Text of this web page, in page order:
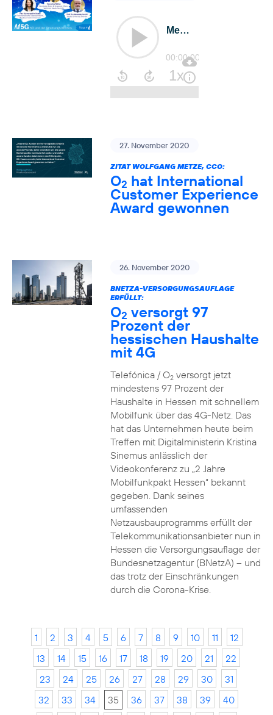
27. November 2020
ZITAT WOLFGANG METZE, CCO:
O2 hat International
Customer Experience
Award gewonnen
26. November 2020
BNETZA-VERSORGUNGSAUFLAGE
ERFÜLLT:
O2 versorgt 97
Prozent der
hessischen Haushalte
mit 4G
Telefónica / O2versorgt jetzt
mindestens 97 Prozent der
Haushalte in Hessen mit schnellem
Mobilfunk über das 4G-Netz. Das
hat das Unternehmen heute beim
Treffen mit Digitalministerin Kristina
Sinemus anlässlich der
Videokonferenz zu „2 Jahre
Mobilfunkpakt Hessen“ bekannt
gegeben. Dank seines
umfassenden
Netzausbauprogramms erfüllt der
Telekommunikationsanbieter nun in
Hessen die Versorgungsauflage der
Bundesnetzagentur (BNetzA) – und
das trotz der Einschränkungen
durch die Corona-Krise.
1 2 3 4 5 6 7 8 9 10 11
12
13
14 15 16 17 18 19 20 21
22
23
24 25 26 27 28 29 30
31
32
33 34 35 36 37 38 39
40